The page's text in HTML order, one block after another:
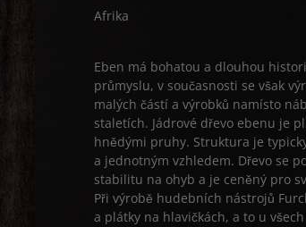
Afrika
Eben má bohatou a dlouhou
průmyslu, v současnosti se však
malých částí a výrobků namísto
staletích. Jádrové dřevo ebenu je
hnědými pruhy. Struktura je
a jednotným vzhledem. Dřevo se
stabilitu na ohyb a je ceněný pro
Při výrobě hudebních nástrojů
a plátky na hlavičkách, a to u